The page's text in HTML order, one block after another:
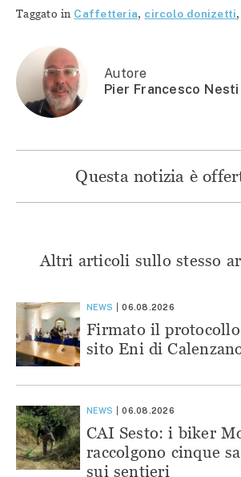
Twitter
(Si
finestra)
apre
(Si
apre
Taggato in Caffetteria, circolo donizetti,
Autore
Pier Francesco Nesti
Questa notizia è
Altri articoli sullo stesso
NEWS 06.08.2026
Firmato il protocollo
sito Eni di
NEWS 06.08.2026
CAI Sesto: i biker
raccolgono cinque
sui sentieri